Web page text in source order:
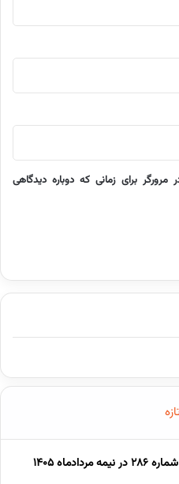
برای زمانی که دوباره دیدگاهی
مجله بسپار شماره 286 در نیمه مردادماه 1405